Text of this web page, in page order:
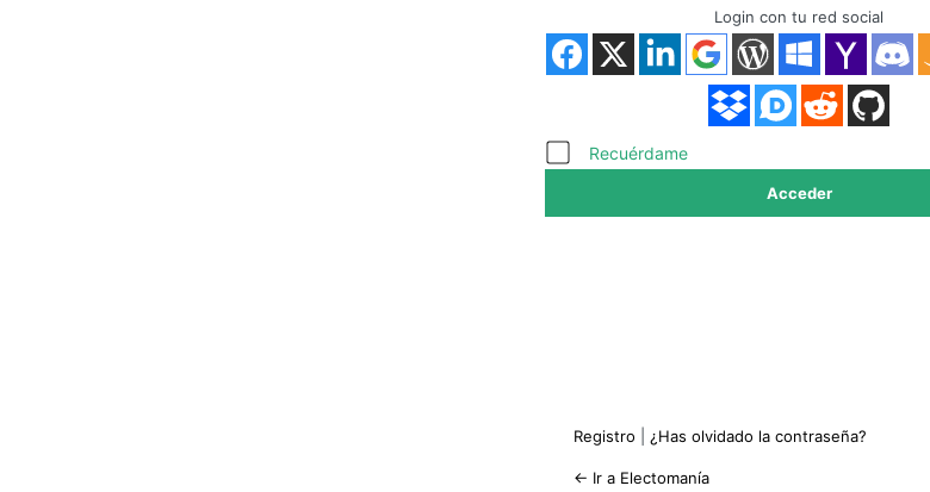
Acceder
Login con tu red social
Recuérdame
Registro ¿Has olvidado la contraseña?
← Ir a Electomanía